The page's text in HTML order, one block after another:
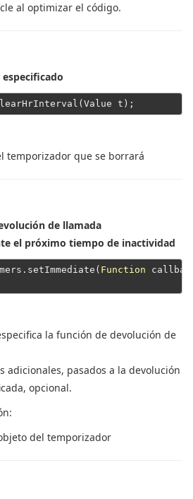
al optimizar el código.
temporizador que se borrará
de llamada
el próximo tiempo de inactividad
Function
la función de devolución de
adicionales, pasados ​​a la devolución
opcional.
del temporizador